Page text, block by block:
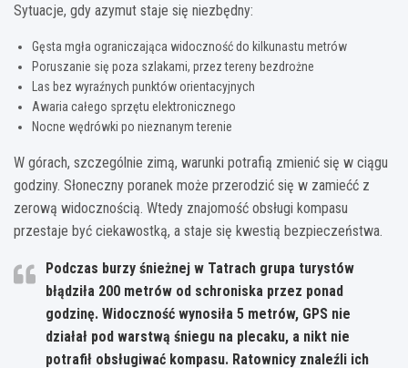
Sytuacje, gdy azymut staje się niezbędny:
Gęsta mgła ograniczająca widoczność do kilkunastu metrów
Poruszanie się poza szlakami, przez tereny bezdrożne
Las bez wyraźnych punktów orientacyjnych
Awaria całego sprzętu elektronicznego
Nocne wędrówki po nieznanym terenie
W górach, szczególnie zimą, warunki potrafią zmienić się w ciągu
godziny. Słoneczny poranek może przerodzić się w zamiećć z
zerową widocznością. Wtedy znajomość obsługi kompasu
przestaje być ciekawostką, a staje się kwestią bezpieczeństwa.
Podczas burzy śnieżnej w Tatrach grupa turystów
błądziła 200 metrów od schroniska przez ponad
godzinę. Widoczność wynosiła 5 metrów, GPS nie
działał pod warstwą śniegu na plecaku, a nikt nie
potrafił obsługiwać kompasu. Ratownicy znaleźli ich